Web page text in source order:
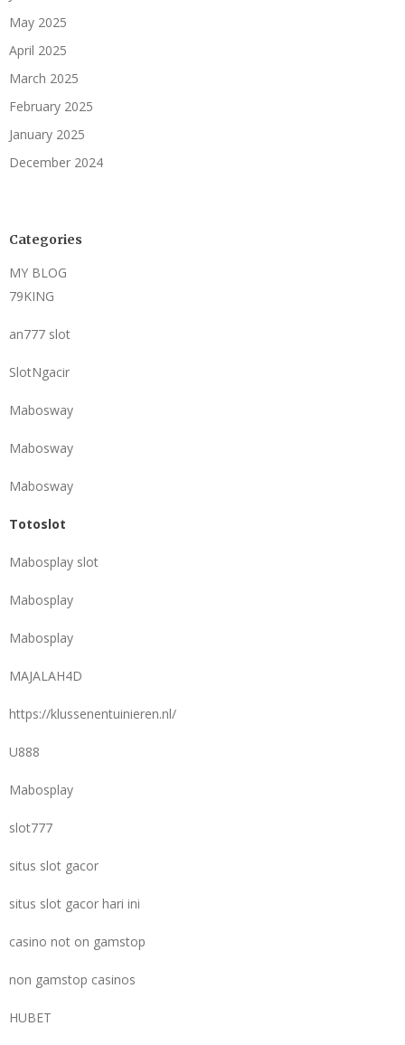
May 2025
April 2025
March 2025
February 2025
January 2025
December 2024
Categories
MY BLOG
79KING
an777 slot
SlotNgacir
Mabosway
Mabosway
Mabosway
Totoslot
Mabosplay slot
Mabosplay
Mabosplay
MAJALAH4D
https://klussenentuinieren.nl/
U888
Mabosplay
slot777
situs slot gacor
situs slot gacor hari ini
casino not on gamstop
non gamstop casinos
HUBET